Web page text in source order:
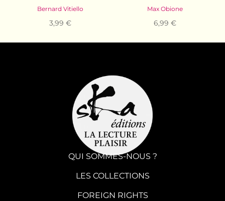
Bernard Vitiello
3,99 €
Max Obione
6,99 €
QUI SOMMES-NOUS ?
LES COLLECTIONS
FOREIGN RIGHTS